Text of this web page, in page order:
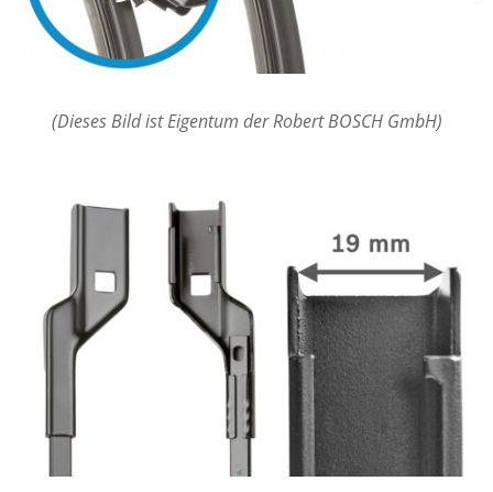
(Dieses Bild ist Eigentum der Robert BOSCH GmbH)